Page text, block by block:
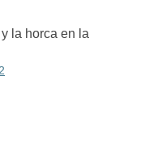
la horca en la